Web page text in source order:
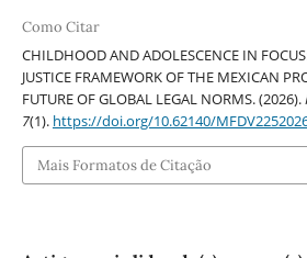
Como Citar
CHILDHOOD AND ADOLESCENCE IN
JUSTICE FRAMEWORK OF THE MEXICAN
FUTURE OF GLOBAL LEGAL NORMS. (2026).
7(1). https://doi.org/10.62140/
Mais Formatos de Citação